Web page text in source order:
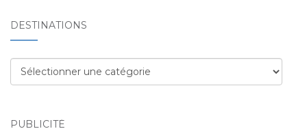
DESTINATIONS
Destinations
PUBLICITÉ